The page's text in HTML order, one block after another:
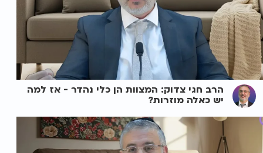
הרב חגי צדוק: המצוות הן כלי נהדר - אז למה
יש כאלה מוזרות?